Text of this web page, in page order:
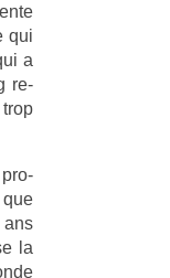
qui
a
re­
pro­
ans
la